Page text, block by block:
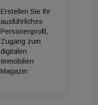
Erstellen Sie Ihr
ausführliches
Personenprofil,
Zugang zum
digitalen
Immobilien
Magazin